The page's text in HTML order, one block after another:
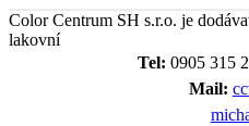
Color Centrum SH s.r.o. je
lakovní
Tel: 0905 315
Mail: